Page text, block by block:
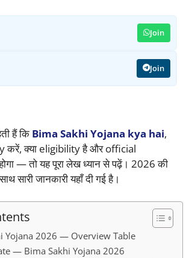
Join
Join
हैं कि Bima Sakhi Yojana kya hai,
करें, क्या eligibility है और official
— तो यह पूरा लेख ध्यान से पढ़ें। 2026 की
सारी जानकारी यहाँ दी गई है।
Yojana 2026 — Overview Table
— Bima Sakhi Yojana 2026